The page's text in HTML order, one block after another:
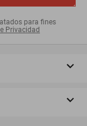
para fines
Privacidad